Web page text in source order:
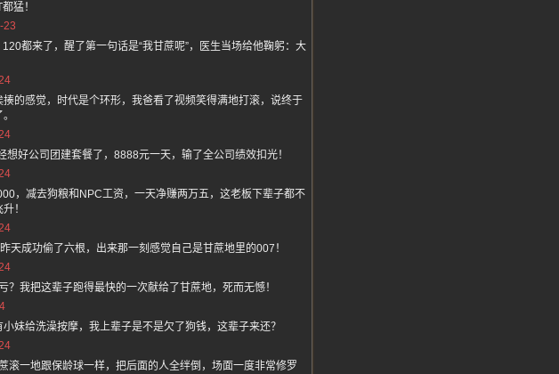
猛！
23
都来了，醒了第一句话是“我甘蔗呢”，医生当场给他鞠躬：大
的感觉，时代是个环形，我爸看了视频笑得满地打滚，说终于
想好公司团建套餐了，8888元一天，输了全公司绩效扣光！
，减去狗粮和NPC工资，一天净赚两万五，这老板下辈子都不
！
成功偷了六根，出来那一刻感觉自己是甘蔗地里的007！
我把这辈子跑得最快的一次献给了甘蔗地，死而无憾！
妹给洗澡按摩，我上辈子是不是欠了狗钱，这辈子来还？
一地跟保龄球一样，把后面的人全绊倒，场面一度非常修罗